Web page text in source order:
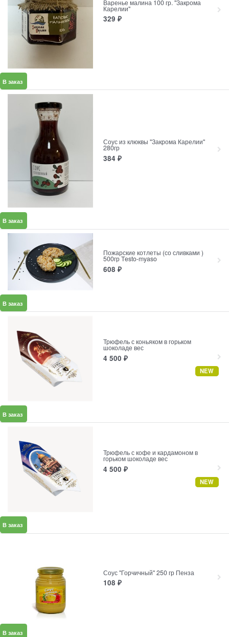
Варенье малина 100 гр. "Закрома
Карелии"
329 ₽
В заказ
Соус из клюквы "Закрома Карелии"
280гр
384 ₽
В заказ
Пожарские котлеты (со сливками )
500гр Testo-myaso
608 ₽
В заказ
Трюфель с коньяком в горьком
шоколаде вес
4 500 ₽
NEW
В заказ
Трюфель с кофе и кардамоном в
горьком шоколаде вес
4 500 ₽
NEW
В заказ
Соус "Горчичный" 250 гр Пенза
108 ₽
В заказ